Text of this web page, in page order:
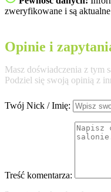
zweryfikowane i są
Opinie i
Masz doświadczenia z tym
Podziel się swoją opinią z
Twój Nick / Imię:
Treść komentarza: